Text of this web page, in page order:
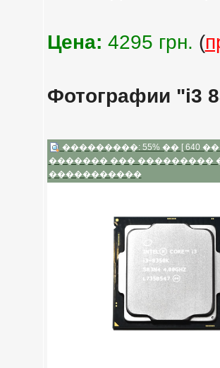
Цена: 4295 грн. (
Фотографии "i3
���������: 55% �� [ 640 ��
������� ��� ���������
�����������